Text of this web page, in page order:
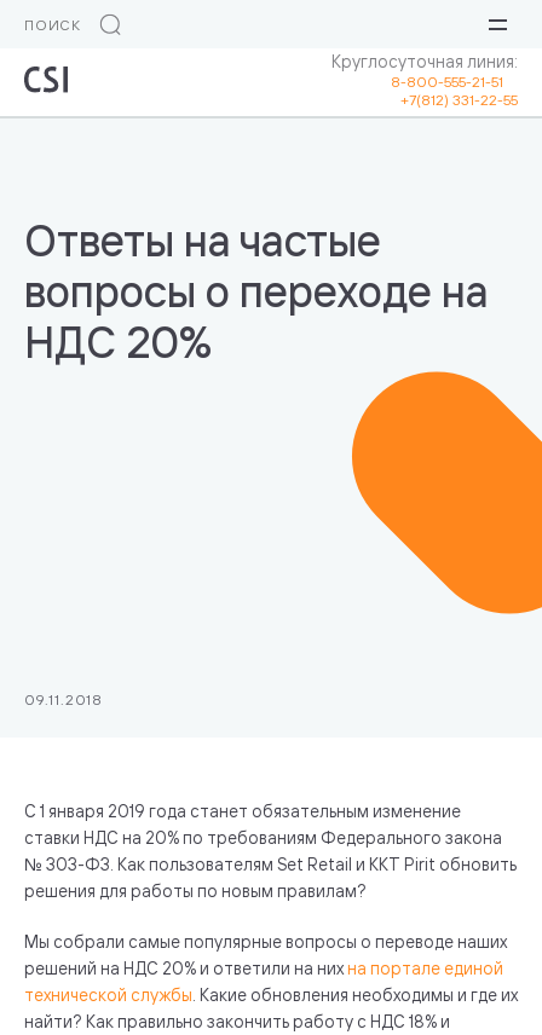
Круглосуточная линия:
8-800-555-21-51
+7(812) 331-22-55
Ответы на частые
вопросы о переходе на
НДС 20%
09.11.2018
С 1 января 2019 года станет обязательным изменение
ставки НДС на 20% по требованиям Федерального закона
№ 303-ФЗ. Как пользователям Set Retail и ККТ Pirit обновить
решения для работы по новым правилам?
Мы собрали самые популярные вопросы о переводе наших
решений на НДС 20% и ответили на нихна портале единой
технической службы . Какие обновления необходимы и где их
найти? Как правильно закончить работу с НДС 18% и